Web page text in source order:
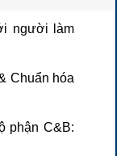
người làm
Chuẩn hóa
phận C&B: